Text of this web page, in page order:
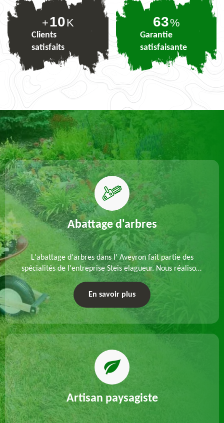
+10K
Clients
satisfaits
77%
Garantie
satisfaisante
Abattage d'arbres
L'abattage d'arbres dans l' Aveyron fait partie des
spécialités de l'entreprise Steis elagueur. Nous réalisons
un abattage direct ou par démontage, tenant compte
des particularités du site et des végétaux.
En savoir plus
Artisan paysagiste